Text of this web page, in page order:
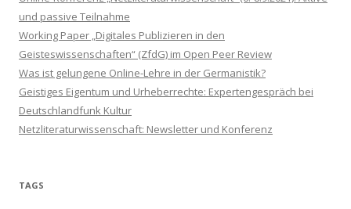
und passive Teilnahme
Working Paper „Digitales Publizieren in den
Geisteswissenschaften“ (ZfdG) im Open Peer Review
Was ist gelungene Online-Lehre in der Germanistik?
Geistiges Eigentum und Urheberrechte: Expertengespräch bei
Deutschlandfunk Kultur
Netzliteraturwissenschaft: Newsletter und Konferenz
TAGS